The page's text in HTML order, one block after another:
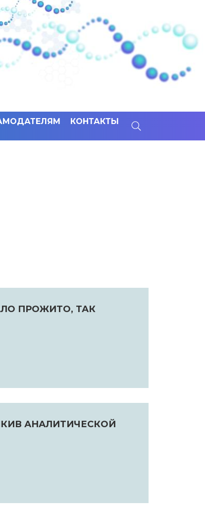
КОНТАКТЫ
ПРОЖИТО, ТАК
АНАЛИТИЧЕСКОЙ